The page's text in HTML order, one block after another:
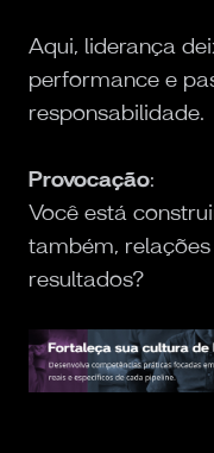
Aqui, liderança
performance e
responsabilidade.
Provocação:
Você está
também,
resultados?